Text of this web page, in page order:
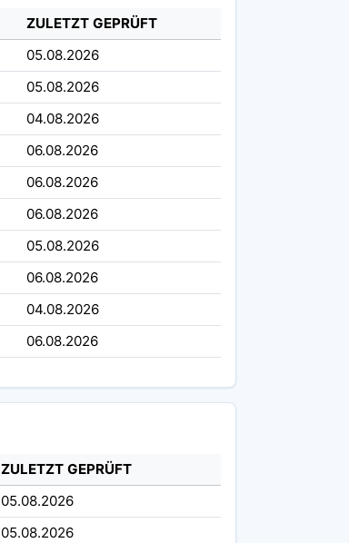
ZULETZT GEPRÜFT
05.08.2026
05.08.2026
04.08.2026
06.08.2026
06.08.2026
06.08.2026
05.08.2026
06.08.2026
04.08.2026
06.08.2026
ZULETZT GEPRÜFT
05.08.2026
05.08.2026